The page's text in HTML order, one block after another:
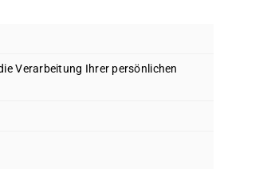
Verarbeitung Ihrer persönlichen